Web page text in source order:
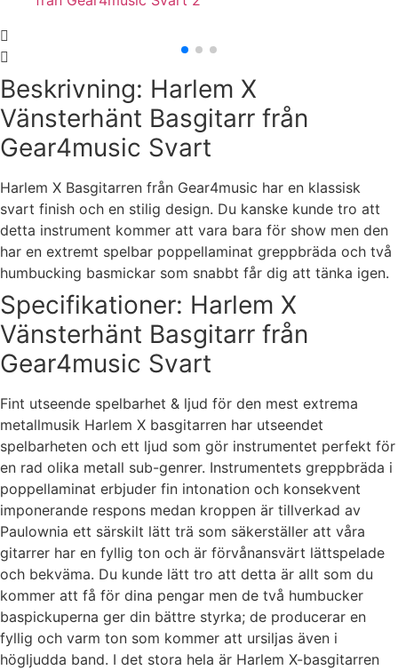
Beskrivning: Harlem X
Vänsterhänt Basgitarr från
Gear4music Svart
Harlem X Basgitarren från Gear4music har en klassisk
svart finish och en stilig design. Du kanske kunde tro att
detta instrument kommer att vara bara för show men den
har en extremt spelbar poppellaminat greppbräda och två
humbucking basmickar som snabbt får dig att tänka igen.
Specifikationer: Harlem X
Vänsterhänt Basgitarr från
Gear4music Svart
Fint utseende spelbarhet & ljud för den mest extrema
metallmusik Harlem X basgitarren har utseendet
spelbarheten och ett ljud som gör instrumentet perfekt för
en rad olika metall sub-genrer. Instrumentets greppbräda i
poppellaminat erbjuder fin intonation och konsekvent
imponerande respons medan kroppen är tillverkad av
Paulownia ett särskilt lätt trä som säkerställer att våra
gitarrer har en fyllig ton och är förvånansvärt lättspelade
och bekväma. Du kunde lätt tro att detta är allt som du
kommer att få för dina pengar men de två humbucker
baspickuperna ger din bättre styrka; de producerar en
fyllig och varm ton som kommer att ursiljas även i
högljudda band. I det stora hela är Harlem X-basgitarren